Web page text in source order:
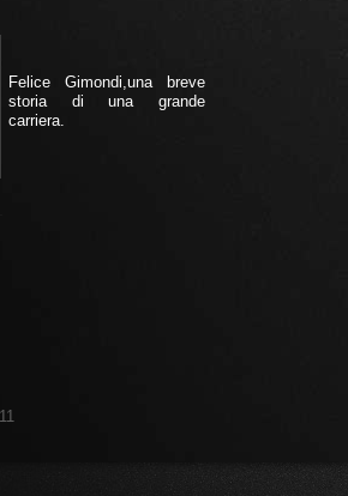
Felice Gimondi,una breve
storia di una grande
carriera.